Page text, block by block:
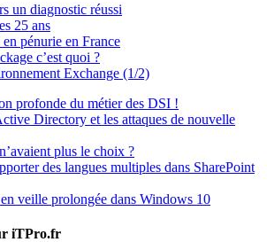
un diagnostic réussi
25 ans
pénurie en France
c’est quoi ?
Exchange (1/2)
profonde du métier des DSI !
Directory et les attaques de nouvelle
plus le choix ?
des langues multiples dans SharePoint
veille prolongée dans Windows 10
iTPro.fr